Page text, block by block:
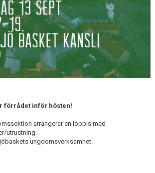
förrådet inför hösten!
arrangerar en loppis med
utrustning.
ungdomsverksamhet.